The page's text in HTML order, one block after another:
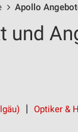
Apollo
und
Optiker &